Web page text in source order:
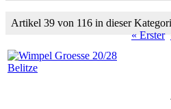
Artikel 39 von 116 in dieser
« Erster